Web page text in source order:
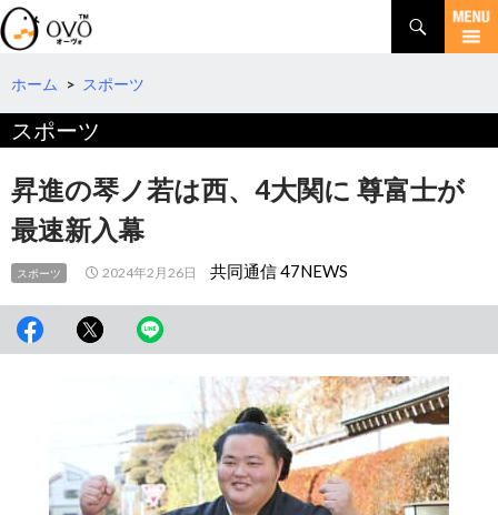
検
索
コ
テ
へ
動
ホーム > スポーツ
スポーツ
昇進の琴ノ若は西、4大関に 尊富士が
最速新入幕
スポーツ 2024年2月26日 共同通信 47NEWS